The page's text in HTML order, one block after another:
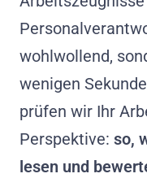
wohlwollend,
wenigen
prüfen wir Ihr
Perspektive: so,
lesen und